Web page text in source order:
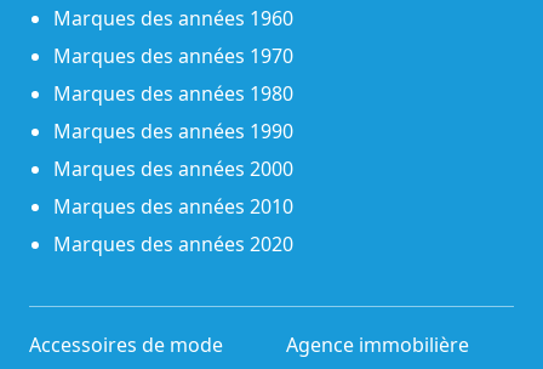
Marques des années 1960
Marques des années 1970
Marques des années 1980
Marques des années 1990
Marques des années 2000
Marques des années 2010
Marques des années 2020
Accessoires de mode
Agence immobilière